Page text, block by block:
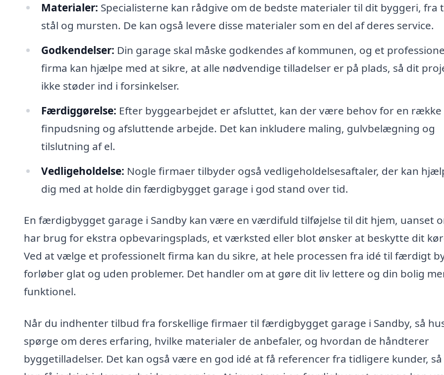
Materialer: Specialisterne kan rådgive om de bedste materialer til dit byggeri, fra
stål og mursten. De kan også levere disse materialer som en del af deres service.
Godkendelser: Din garage skal måske godkendes af kommunen, og et
firma kan hjælpe med at sikre, at alle nødvendige tilladelser er på plads, så dit
ikke støder ind i forsinkelser.
Færdiggørelse: Efter byggearbejdet er afsluttet, kan der være behov for en række
finpudsning og afsluttende arbejde. Det kan inkludere maling, gulvbelægning og
tilslutning af el.
Vedligeholdelse: Nogle firmaer tilbyder også vedligeholdelsesaftaler, der kan
dig med at holde din færdigbygget garage i god stand over tid.
En færdigbygget garage i Sandby kan være en værdifuld tilføjelse til dit hjem, uanset
har brug for ekstra opbevaringsplads, et værksted eller blot ønsker at beskytte dit
Ved at vælge et professionelt firma kan du sikre, at hele processen fra idé til færdigt
forløber glat og uden problemer. Det handler om at gøre dit liv lettere og din bolig
funktionel.
Når du indhenter tilbud fra forskellige firmaer til færdigbygget garage i Sandby, så
spørge om deres erfaring, hvilke materialer de anbefaler, og hvordan de håndterer
byggetilladelser. Det kan også være en god idé at få referencer fra tidligere kunder, så